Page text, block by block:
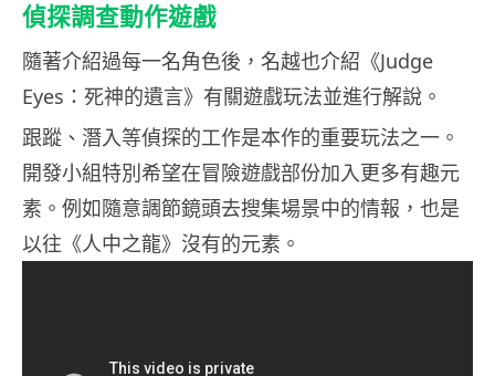
偵探調查動作遊戲
隨著介紹過每一名角色後，名越也介紹《Judge
Eyes：死神的遺言》有關遊戲玩法並進行解說。
跟蹤、潛入等偵探的工作是本作的重要玩法之一。
開發小組特別希望在冒險遊戲部份加入更多有趣元
素。例如隨意調節鏡頭去搜集場景中的情報，也是
以往《人中之龍》沒有的元素。